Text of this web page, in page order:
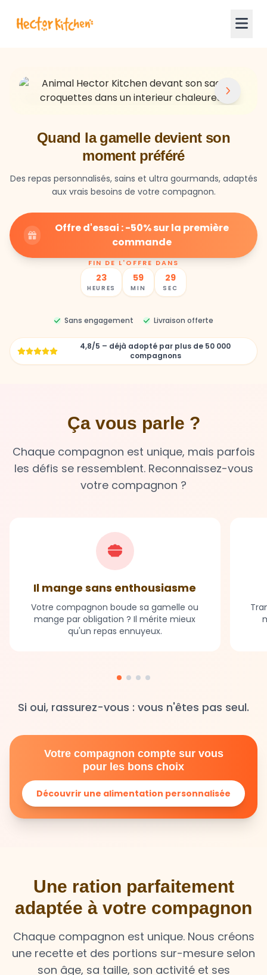
Quand la gamelle devient son
moment préféré
Des repas personnalisés, sains et ultra gourmands, adaptés
aux vrais besoins de votre compagnon.
Offre d'essai : -50% sur la première
commande
FIN DE L'OFFRE DANS
23
HEURES
59
MIN
27
SEC
Sans engagement Livraison offerte
4,8/5 – déjà adopté par plus de 50 000
compagnons
Ça vous parle ?
Chaque compagnon est unique, mais parfois
les défis se ressemblent. Reconnaissez-vous
votre compagnon ?
Il mange sans enthousiasme
Votre compagnon boude sa gamelle ou
mange par obligation ? Il mérite mieux
qu'un repas ennuyeux.
Si oui, rassurez-vous : vous n'êtes pas seul.
Votre compagnon compte sur vous
pour les bons choix
Découvrir une alimentation personnalisée
Une ration parfaitement
adaptée à votre compagnon
Chaque compagnon est unique. Nous créons
une recette et des portions sur-mesure selon
son âge, sa taille, son activité et ses